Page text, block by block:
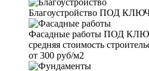
Благоустройство ПОД КЛЮЧ
Фасадные работы ПОД КЛЮЧ
средняя стоимость
от 300 руб/м2